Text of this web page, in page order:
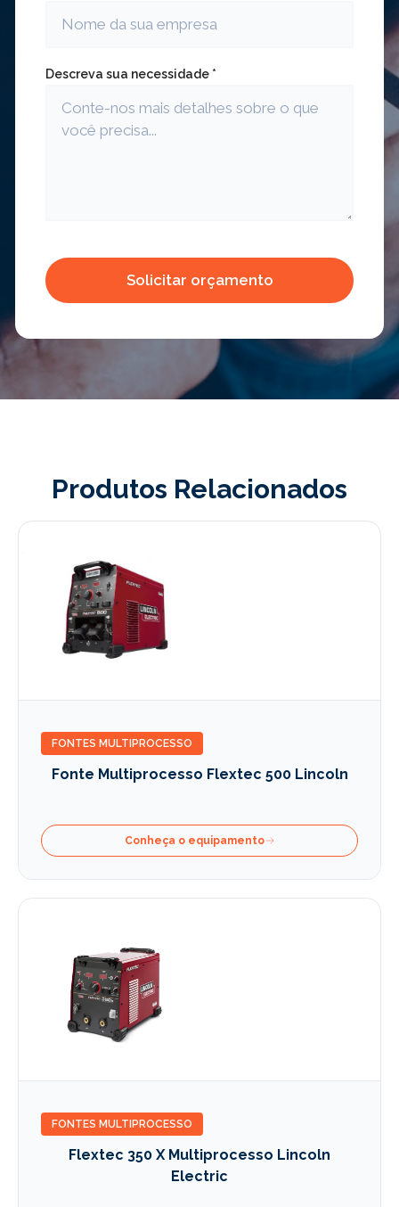
Descreva sua necessidade *
Produtos Relacionados
FONTES MULTIPROCESSO
Fonte Multiprocesso Flextec 500 Lincoln
Conheça o equipamento
FONTES MULTIPROCESSO
Flextec 350 X Multiprocesso Lincoln
Electric